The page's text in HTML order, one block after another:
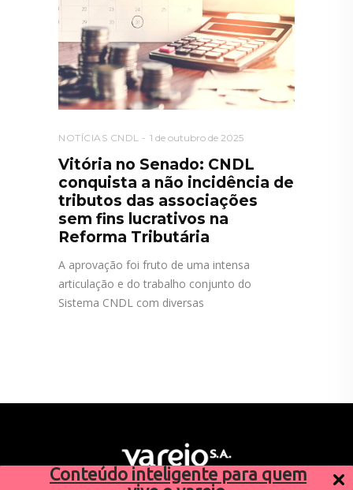
Conteúdo inteligente para quem
NOTÍCIAS CNDL 1 de outubro de 2025
Vitória no Senado: CNDL
conquista a não incidência de
tributos das associações
sem fins lucrativos na
Reforma Tributária
A aprovação foi fruto de uma intensa
articulação e do trabalho conjunto do
Sistema CNDL com diversas